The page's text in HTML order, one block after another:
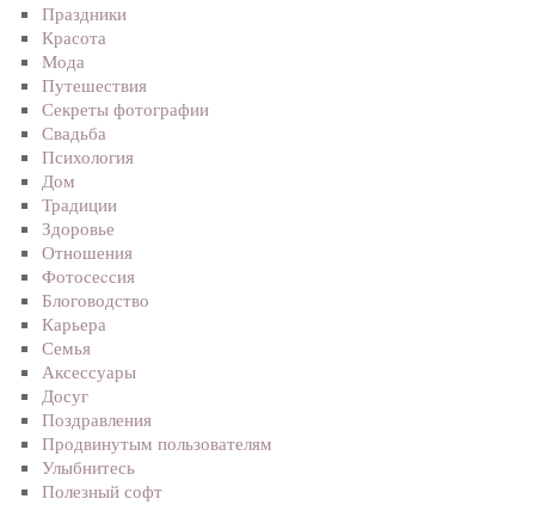
Праздники
Красота
Мода
Путешествия
Секреты фотографии
Свадьба
Психология
Дом
Традиции
Здоровье
Отношения
Фотосеcсия
Блоговодство
Карьера
Семья
Аксессуары
Досуг
Поздравления
Продвинутым пользователям
Улыбнитесь
Полезный софт